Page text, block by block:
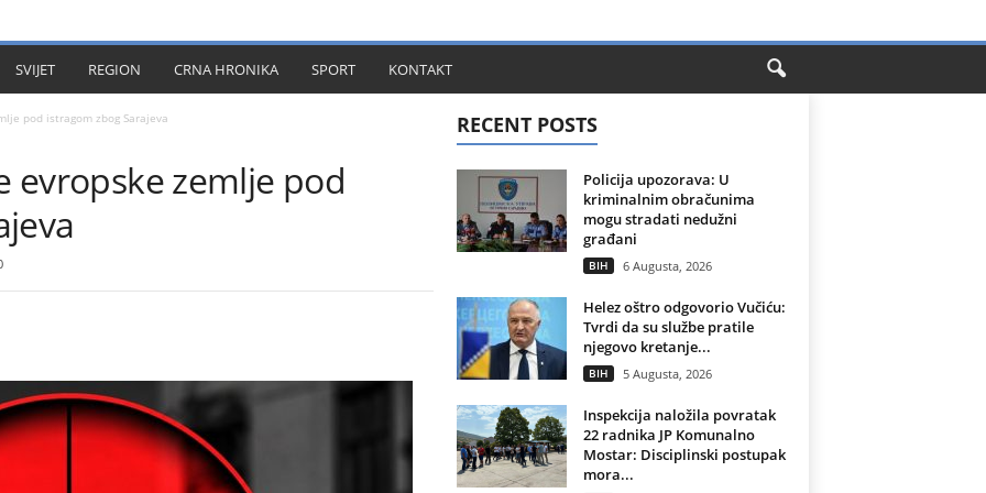
SVIJET REGION CRNA HRONIKA SPORT KONTAKT
pod istragom zbog Sarajeva
evropske zemlje pod
RECENT POSTS
Policija upozorava: U
kriminalnim obračunima
mogu stradati nedužni
građani
BIH 6 Augusta, 2026
Helez oštro odgovorio Vučiću:
Tvrdi da su službe pratile
njegovo kretanje...
BIH 5 Augusta, 2026
Inspekcija naložila povratak
22 radnika JP Komunalno
Mostar: Disciplinski postupak
mora...